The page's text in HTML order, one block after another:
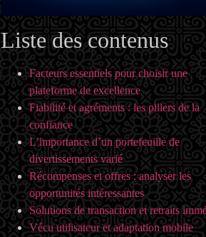
Liste des contenus
Facteurs essentiels pour choisir une
plateforme de excellence
Fiabilité et agréments : les piliers de la
confiance
L’importance d’un portefeuille de
divertissements varié
Récompenses et offres : analyser les
opportunités intéressantes
Solutions de transaction et retraits
Vécu utilisateur et adaptation mobile